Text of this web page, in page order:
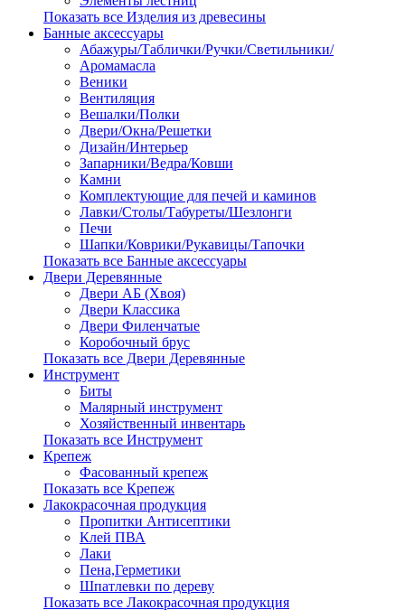
Показать все Изделия из древесины
Банные аксессуары
Абажуры/Таблички/Ручки/Светильники/
Аромамасла
Веники
Вентиляция
Вешалки/Полки
Двери/Окна/Решетки
Дизайн/Интерьер
Запарники/Ведра/Ковши
Камни
Комплектующие для печей и каминов
Лавки/Столы/Табуреты/Шезлонги
Печи
Шапки/Коврики/Рукавицы/Тапочки
Показать все Банные аксессуары
Двери Деревянные
Двери АБ (Хвоя)
Двери Классика
Двери Филенчатые
Коробочный брус
Показать все Двери Деревянные
Инструмент
Биты
Малярный инструмент
Хозяйственный инвентарь
Показать все Инструмент
Крепеж
Фасованный крепеж
Показать все Крепеж
Лакокрасочная продукция
Пропитки Антисептики
Клей ПВА
Лаки
Пена,Герметики
Шпатлевки по дереву
Показать все Лакокрасочная продукция